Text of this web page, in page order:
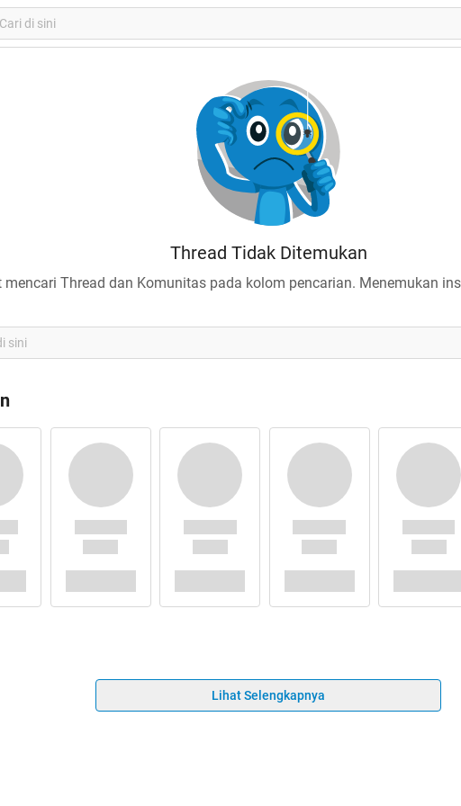
Thread Tidak Ditemukan
mencari Thread dan Komunitas pada kolom pencarian. Menemukan
Lihat Selengkapnya